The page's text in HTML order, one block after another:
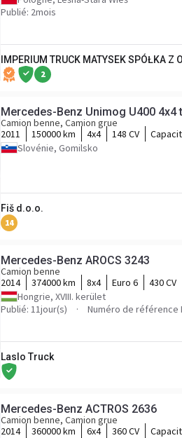
Publié: 2mois
IMPERIUM TRUCK MATYSEK SPÓŁKA
2
Mercedes-Benz Unimog U400
Camion benne, Camion grue
2011
150000 km 4x4 148 CV
Slovénie, Gomilsko
Fiš d.o.o.
14
Mercedes-Benz AROCS 3243
Camion benne
2014
374000 km 8x4 Euro 6
430 CV
Hongrie, XVIII. kerület
Publié: 11jour(s)
Numéro de référence
Laslo Truck
Mercedes-Benz ACTROS 2636
Camion benne, Camion grue
2014
360000 km 6x4 360 CV